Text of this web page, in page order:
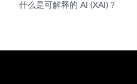
什么是可解释的 AI (XAI)？